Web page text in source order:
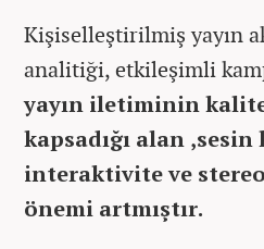
Kişiselleştirilmiş yayın
analitiği, etkileşimli
yayın iletiminin
kapsadığı alan
interaktivite ve
önemi artmıştır.